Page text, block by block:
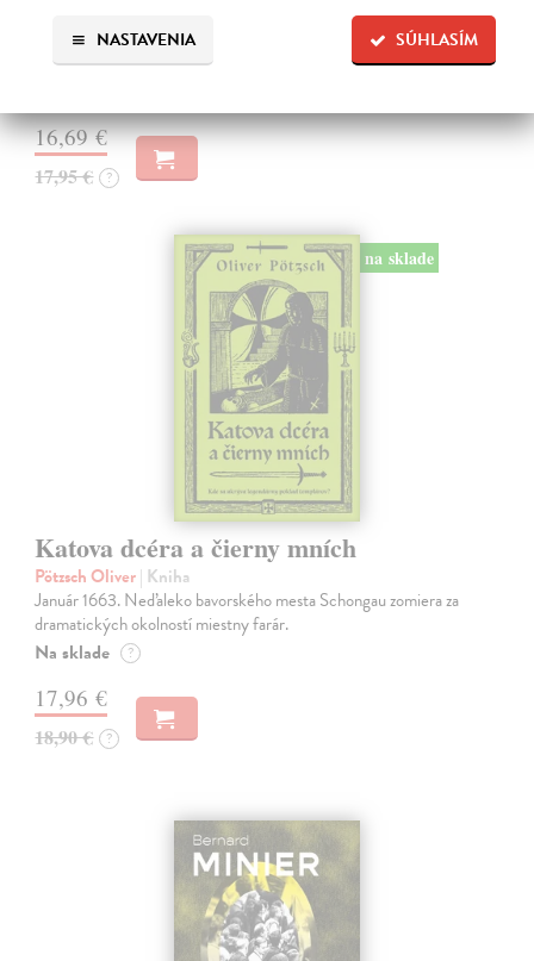
SÚHLASÍM
NASTAVENIA
Mŕtve dievča v aute uprostred sídliska. Verdikt doktora Lengyela je
jednoznačný - mladá, zdravá, pekná, len trochu mŕtva.
16,69 €
17,95 € ?
na sklade
Katova dcéra a čierny mních
Pötzsch Oliver| Kniha
Január 1663. Neďaleko bavorského mesta Schongau zomiera za
dramatických okolností miestny farár.
Na sklade ?
17,96 €
18,90 € ?